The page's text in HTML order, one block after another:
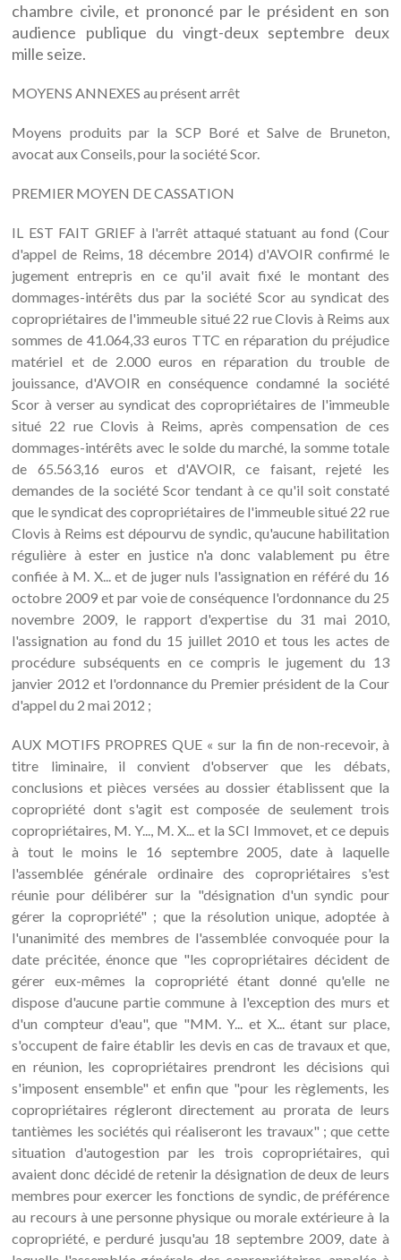
chambre civile, et prononcé par le président en son
audience publique du vingt-deux septembre deux
mille seize.
MOYENS ANNEXES au présent arrêt
Moyens produits par la SCP Boré et Salve de Bruneton,
avocat aux Conseils, pour la société Scor.
PREMIER MOYEN DE CASSATION
IL EST FAIT GRIEF à l'arrêt attaqué statuant au fond (Cour
d'appel de Reims, 18 décembre 2014) d'AVOIR confirmé le
jugement entrepris en ce qu'il avait fixé le montant des
dommages-intérêts dus par la société Scor au syndicat des
copropriétaires de l'immeuble situé 22 rue Clovis à Reims aux
sommes de 41.064,33 euros TTC en réparation du préjudice
matériel et de 2.000 euros en réparation du trouble de
jouissance, d'AVOIR en conséquence condamné la société
Scor à verser au syndicat des copropriétaires de l'immeuble
situé 22 rue Clovis à Reims, après compensation de ces
dommages-intérêts avec le solde du marché, la somme totale
de 65.563,16 euros et d'AVOIR, ce faisant, rejeté les
demandes de la société Scor tendant à ce qu'il soit constaté
que le syndicat des copropriétaires de l'immeuble situé 22 rue
Clovis à Reims est dépourvu de syndic, qu'aucune habilitation
régulière à ester en justice n'a donc valablement pu être
confiée à M. X... et de juger nuls l'assignation en référé du 16
octobre 2009 et par voie de conséquence l'ordonnance du 25
novembre 2009, le rapport d'expertise du 31 mai 2010,
l'assignation au fond du 15 juillet 2010 et tous les actes de
procédure subséquents en ce compris le jugement du 13
janvier 2012 et l'ordonnance du Premier président de la Cour
d'appel du 2 mai 2012 ;
AUX MOTIFS PROPRES QUE « sur la fin de non-recevoir, à
titre liminaire, il convient d'observer que les débats,
conclusions et pièces versées au dossier établissent que la
copropriété dont s'agit est composée de seulement trois
copropriétaires, M. Y..., M. X... et la SCI Immovet, et ce depuis
à tout le moins le 16 septembre 2005, date à laquelle
l'assemblée générale ordinaire des copropriétaires s'est
réunie pour délibérer sur la "désignation d'un syndic pour
gérer la copropriété" ; que la résolution unique, adoptée à
l'unanimité des membres de l'assemblée convoquée pour la
date précitée, énonce que "les copropriétaires décident de
gérer eux-mêmes la copropriété étant donné qu'elle ne
dispose d'aucune partie commune à l'exception des murs et
d'un compteur d'eau", que "MM. Y... et X... étant sur place,
s'occupent de faire établir les devis en cas de travaux et que,
en réunion, les copropriétaires prendront les décisions qui
s'imposent ensemble" et enfin que "pour les règlements, les
copropriétaires régleront directement au prorata de leurs
tantièmes les sociétés qui réaliseront les travaux" ; que cette
situation d'autogestion par les trois copropriétaires, qui
avaient donc décidé de retenir la désignation de deux de leurs
membres pour exercer les fonctions de syndic, de préférence
au recours à une personne physique ou morale extérieure à la
copropriété, e perduré jusqu'au 18 septembre 2009, date à